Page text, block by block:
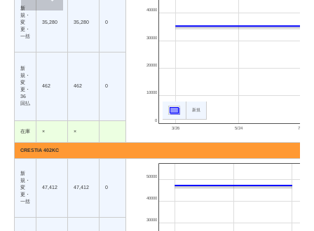
新
規・
変
更・
一括
35,280 35,280 0
3/26 5/24 7/23
0
10000
20000
30000
40000
新規
新
規・
変
更・
36
回払
462 462 0
在庫 × ×
CRESTIA 402KC
新
規・
変
更・
一括
47,412 47,412 0
30000
40000
50000